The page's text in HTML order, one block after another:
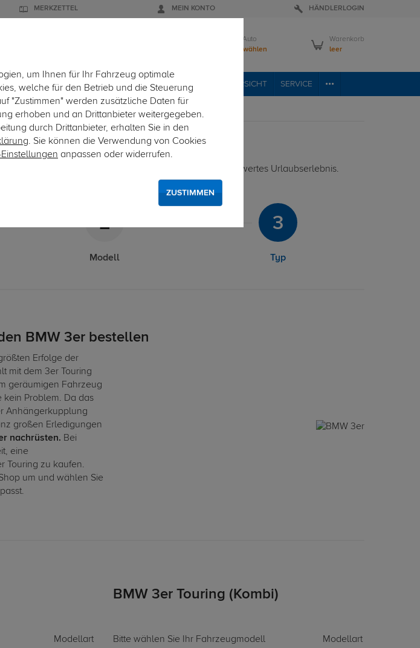
MERKZETTEL MEIN KONTO HÄNDLERLOGIN
Mein Auto
Bitte wählen
Warenkorb
leer
ZUBEHÖR EINBAUSERVICE FAHRZEUGÜBERSICHT SERVICE
andere in Ihrer Umgebung und ermöglicht ein unbeschwertes Urlaubserlebnis.
2
Modell
3
Typ
BMW 3er bestellen
Erfolge der
mit dem 3er Touring
geräumigen Fahrzeug
kein Problem. Da das
Anhängerkupplung
großen Erledigungen
nachrüsten. Bei
eine
Touring zu kaufen.
um und wählen Sie
Modellart
BMW 3er Touring (Kombi)
Bitte wählen Sie Ihr Fahrzeugmodell Modellart
um Ihnen für Ihr Fahrzeug optimale
welche für den Betrieb und die Steuerung
"Zustimmen" werden zusätzliche Daten für
erhoben und an Drittanbieter weitergegeben.
durch Drittanbieter, erhalten Sie in den
. Sie können die Verwendung von Cookies
anpassen oder widerrufen.
ZUSTIMMEN